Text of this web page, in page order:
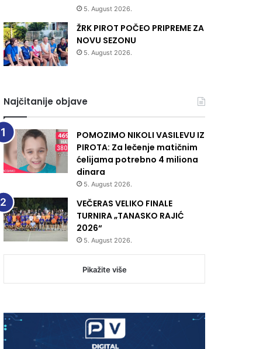
5. August 2026.
ŽRK PIROT POČEO PRIPREME ZA
NOVU SEZONU
5. August 2026.
Najčitanije objave
POMOZIMO NIKOLI VASILEVU IZ
PIROTA: Za lečenje matičnim
ćelijama potrebno 4 miliona
dinara
5. August 2026.
VEČERAS VELIKO FINALE
TURNIRA „TANASKO RAJIĆ
2026“
5. August 2026.
Pikažite više